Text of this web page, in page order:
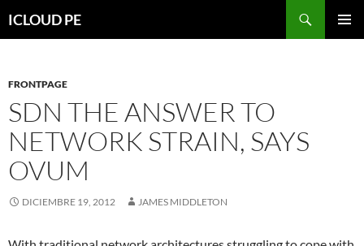
hacia
ICLOUD PE
FRONTPAGE
SDN THE ANSWER TO
NETWORK STRAIN, SAYS
OVUM
DICIEMBRE 19, 2012 JAMES MIDDLETON